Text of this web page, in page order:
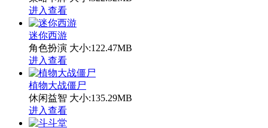
进入查看
迷你西游
角色扮演 大小:122.47MB
进入查看
植物大战僵尸
休闲益智 大小:135.29MB
进入查看